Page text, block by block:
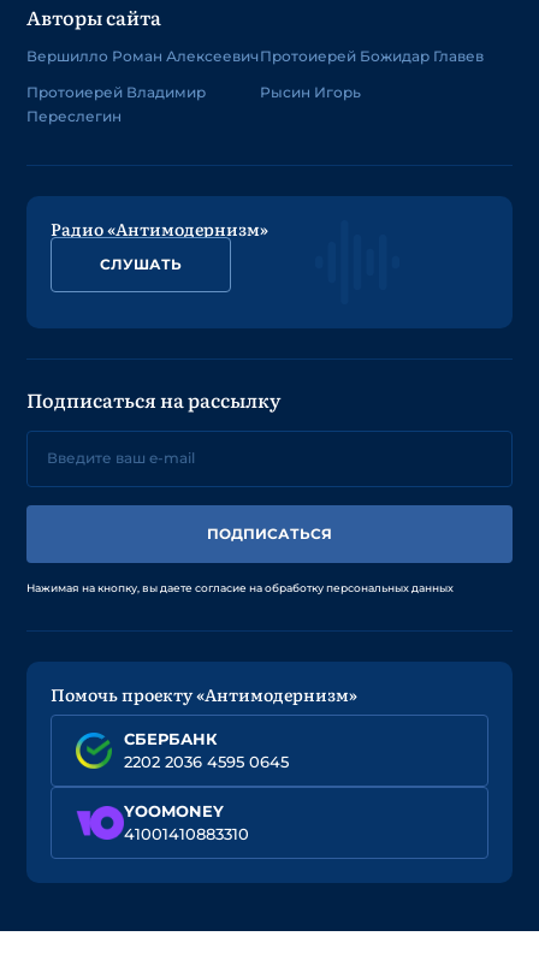
Авторы сайта
Вершилло Роман Алексеевич
Протоиерей Владимир
Переслегин
Протоиерей Божидар Главев
Рысин Игорь
Радио «Антимодернизм»
СЛУШАТЬ
Подписаться на рассылку
ПОДПИСАТЬСЯ
Нажимая на кнопку, вы даете согласие на обработку персональных данных
Помочь проекту «Антимодернизм»
СБЕРБАНК
2202 2036 4595 0645
YOOMONEY
41001410883310